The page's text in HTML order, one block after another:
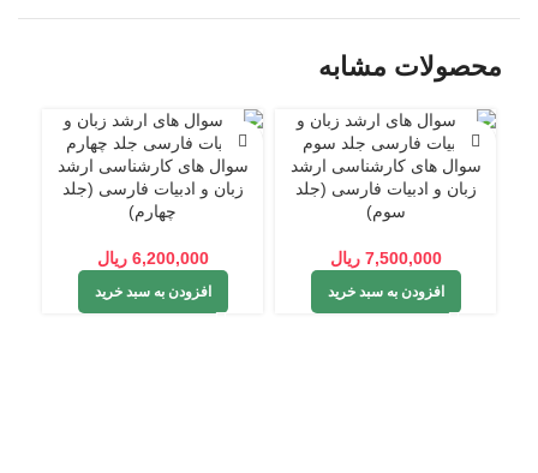
محصولات مشابه
سوال های کارشناسی ارشد
زبان و ادبیات فارسی (جلد
سوم)
7,500,000 ریال
افزودن به سبد خرید
سوال های کارشناسی ارشد
زبان و ادبیات فارسی (جلد
چهارم)
6,200,000 ریال
افزودن به سبد خرید